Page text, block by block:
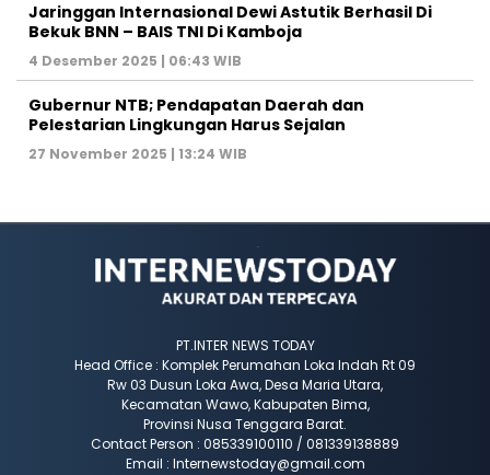
Jaringgan Internasional Dewi Astutik Berhasil Di
Bekuk BNN – BAIS TNI Di Kamboja
4 Desember 2025 | 06:43 WIB
Gubernur NTB; Pendapatan Daerah dan
Pelestarian Lingkungan Harus Sejalan
27 November 2025 | 13:24 WIB
PT.INTER NEWS TODAY
Head Office : Komplek Perumahan Loka Indah Rt 09
Rw 03 Dusun Loka Awa, Desa Maria Utara,
Kecamatan Wawo, Kabupaten Bima,
Provinsi Nusa Tenggara Barat.
Contact Person : 085339100110 / 081339138889
Email : Internewstoday@gmail.com